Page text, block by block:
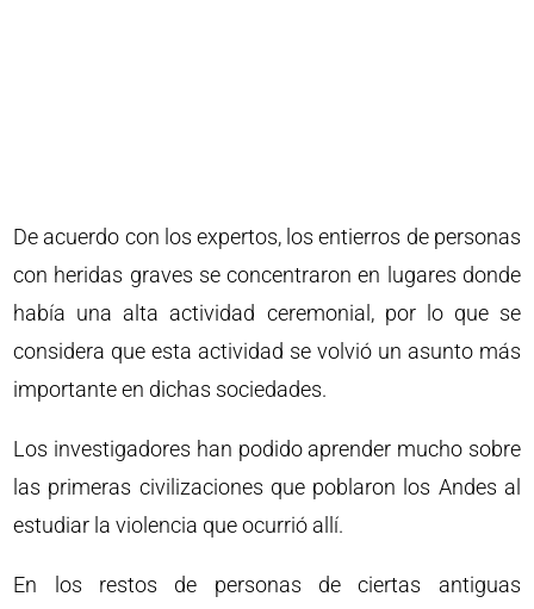
De acuerdo con los expertos, los entierros de personas
con heridas graves se concentraron en lugares donde
había una alta actividad ceremonial, por lo que se
considera que esta actividad se volvió un asunto más
importante en dichas sociedades.
Los investigadores han podido aprender mucho sobre
las primeras civilizaciones que poblaron los Andes al
estudiar la violencia que ocurrió allí.
En los restos de personas de ciertas antiguas